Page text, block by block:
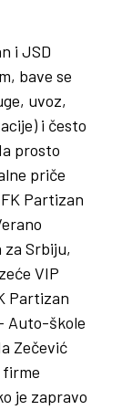
i JSD
bave se
uvoz,
i često
prosto
priče
Partizan
za Srbiju,
VIP
Partizan
Auto-škole
Zečević
firme
je zapravo